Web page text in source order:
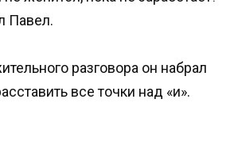
Павел.
разговора он набрал
все точки над «и».